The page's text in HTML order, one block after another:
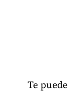
Te